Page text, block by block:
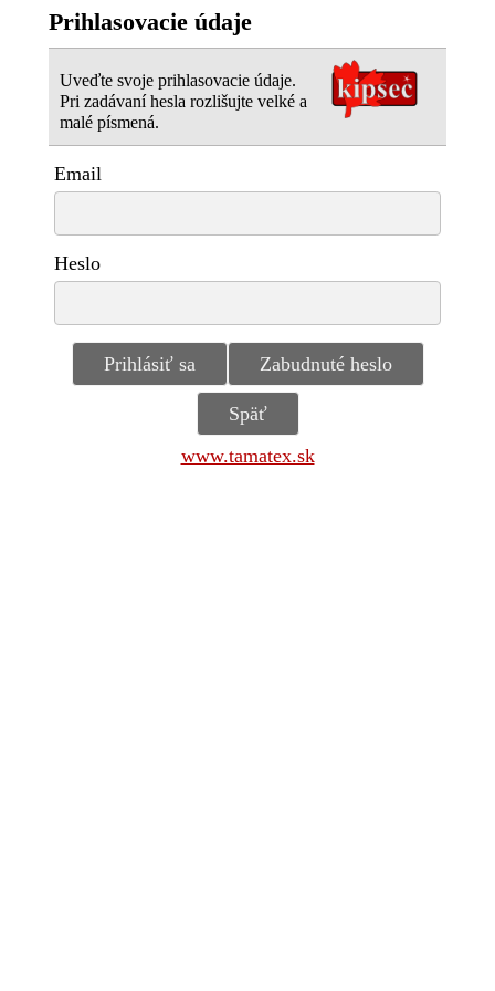
Prihlasovacie údaje
Uveďte svoje prihlasovacie údaje.
Pri zadávaní hesla rozlišujte velké a
malé písmená.
Email
Heslo
www.tamatex.sk